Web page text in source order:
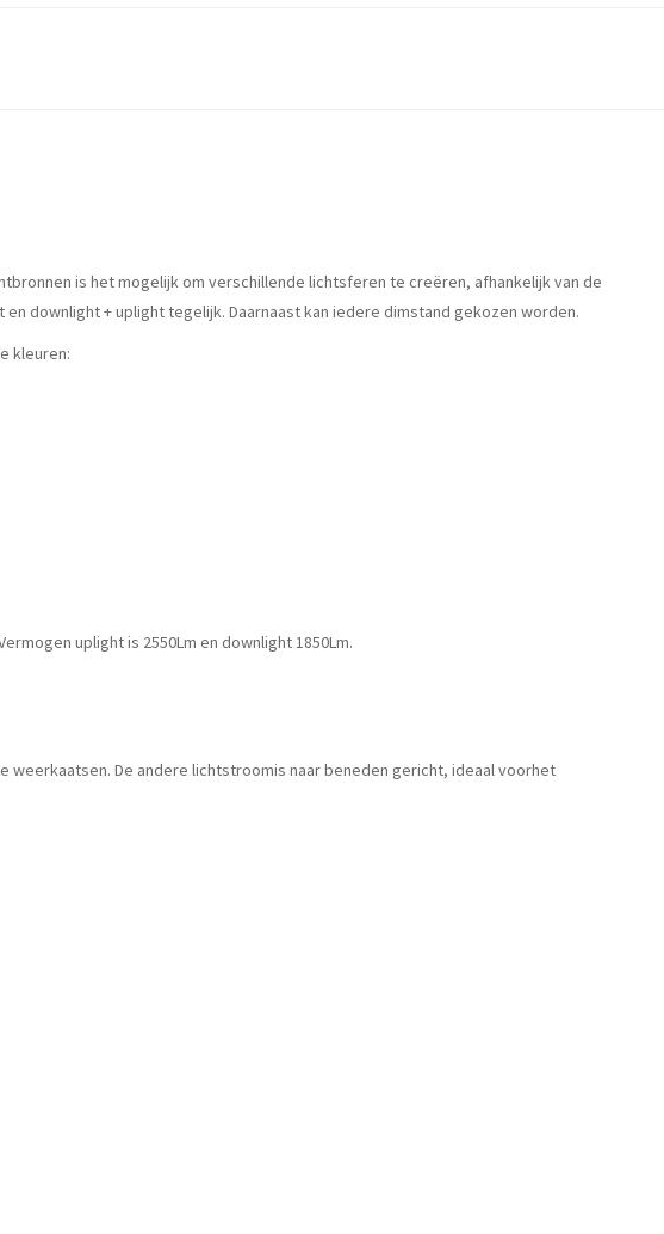
is het mogelijk om verschillende lichtsferen te creëren, afhankelijk van de
downlight + uplight tegelijk. Daarnaast kan iedere dimstand gekozen worden.
kleuren:
uplight is 2550Lm en downlight 1850Lm.
De andere lichtstroomis naar beneden gericht, ideaal voorhet